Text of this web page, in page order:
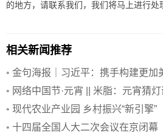
的地方，请联系我们，我们将马上进行处
相关新闻推荐
• 金句海报｜习近平：携手构建更加
• 网络中国节·元宵 || 米脂：元宵猜
• 现代农业产业园 乡村振兴“新引擎”
• 十四届全国人大二次会议在京闭幕